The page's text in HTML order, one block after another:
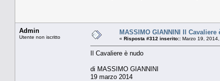
Admin
Utente non iscritto
MASSIMO GIANNINI Il Cavaliere
« Risposta #312 inserito:: Marzo 19,
Il Cavaliere è nudo
di MASSIMO GIANNINI
19 marzo 2014